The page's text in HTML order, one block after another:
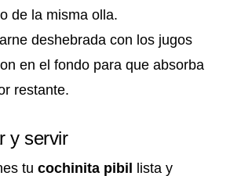
de la misma olla.
deshebrada con los jugos
en el fondo para que absorba
restante.
y servir
tu cochinita pibil lista y